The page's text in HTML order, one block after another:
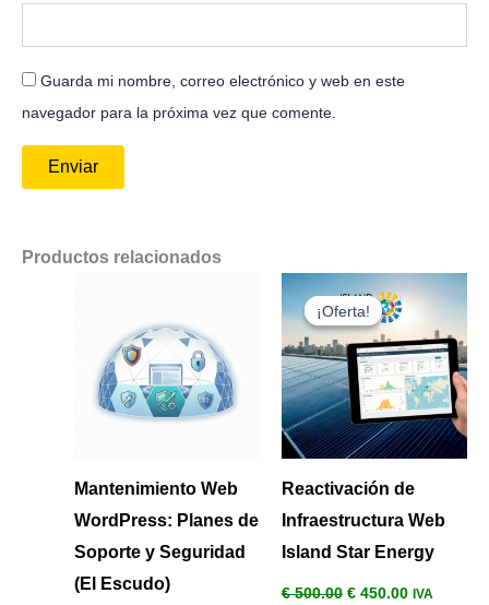
Guarda mi nombre, correo electrónico y web en este
navegador para la próxima vez que comente.
Productos relacionados
Mantenimiento Web
WordPress: Planes de
Soporte y Seguridad
(El Escudo)
¡Oferta!
¡Oferta!
Reactivación de
Infraestructura Web
Island Star Energy
€500.00
precio
original
era:
€ 500.00.
€ 450.00
El
precio
es:
€ 450.00.
IVA